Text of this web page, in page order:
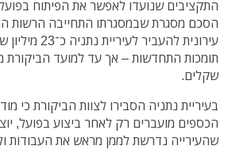
הסכם מסגרת שבמסגרתו התחייבה הרשות
עירונית
שקלים.
בעיריית נתניה הסבירו לצוות הביקורת כי
הכספים מועברים רק לאחר ביצוע בפועל,
שהעירייה נדרשת לממן מראש את העבודות